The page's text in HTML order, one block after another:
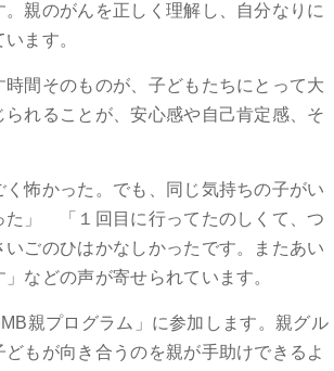
親のがんを正しく理解し、自分なりに
ます。
間そのものが、子どもたちにとって大
れることが、安心感や自己肯定感、そ
怖かった。でも、同じ気持ちの子がい
」 「１回目に行ってたのしくて、つ
ごのひはかなしかったです。またあい
などの声が寄せられています。
親プログラム」に参加します。親グル
もが向き合うのを親が手助けできるよ